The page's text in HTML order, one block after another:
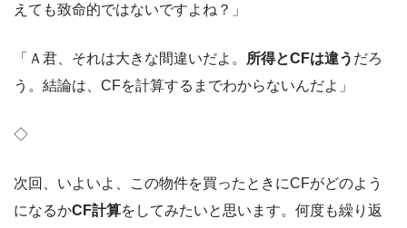
えても致命的ではないですよね？」
「Ａ君、それは大きな間違いだよ。 所得とCFは違う だろ
う。結論は、CFを計算するまでわからないんだよ」
◇
次回、いよいよ、この物件を買ったときにCFがどのよう
になるかCF計算をしてみたいと思います。何度も繰り返